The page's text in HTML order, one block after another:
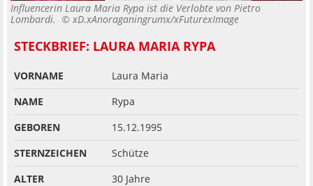
STECKBRIEF: LAURA MARIA RYPA
VORNAME
Laura Maria
NAME
Rypa
GEBOREN
15.12.1995
STERNZEICHEN
Schütze
ALTER
30 Jahre
Influencerin Laura Maria Rypa ist die Verlobte von Pietro
Lombardi. © xD.xAnoraganingrumx/xFuturexImage